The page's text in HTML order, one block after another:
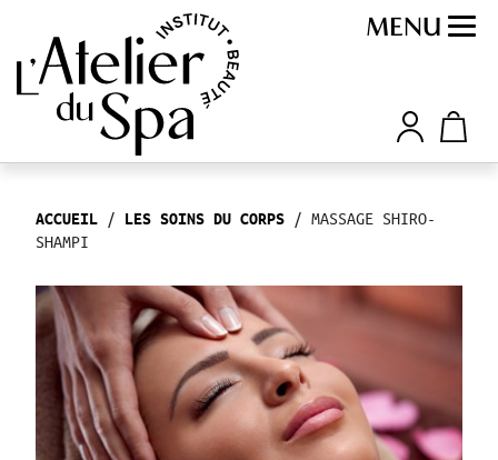
MENU
ACCUEIL / LES SOINS DU CORPS / MASSAGE SHIRO-
SHAMPI